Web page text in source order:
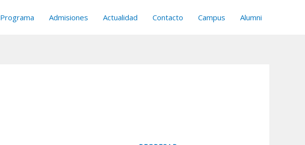
Programa Admisiones Actualidad Contacto Campus Alumni